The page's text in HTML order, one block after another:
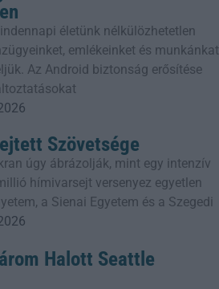
életünk nélkülözhetetlen
emlékeinket és munkánkat
Az Android biztonság erősítése
Szövetsége
úgy ábrázolják, mint egy intenzív
hímivarsejt versenyez egyetlen
a Sienai Egyetem és a Szegedi
Halott Seattle